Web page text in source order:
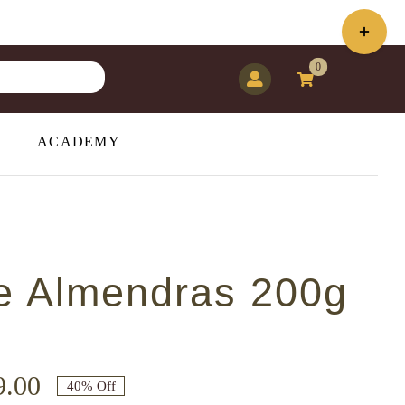
0
ACADEMY
Almendras 200g
Rango
40% Off
Toggle
Sliding